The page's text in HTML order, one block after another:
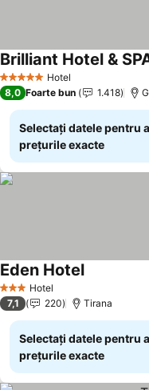
5 Stele Hotel
Brilliant Hotel &
8,0 Foarte bun 1.418
Selectați datele pentru
prețurile exacte
3 SteleHotel
Eden Hotel
7,1 220 Tirana
Selectați datele pentru
prețurile exacte